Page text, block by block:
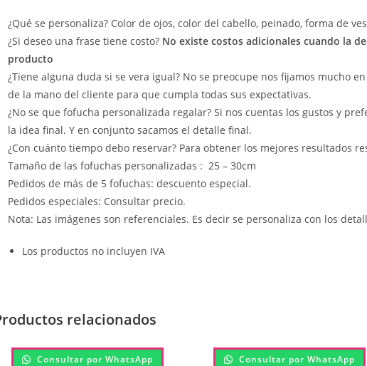
¿Qué se personaliza? Color de ojos, color del cabello, peinado, forma de
¿Si deseo una frase tiene costo? No existe costos adicionales cuando la
producto
¿Tiene alguna duda si se vera igual? No se preocupe nos fijamos mucho
de la mano del cliente para que cumpla todas sus expectativas.
¿No se que fofucha personalizada regalar? Si nos cuentas los gustos y
la idea final. Y en conjunto sacamos el detalle final.
¿Con cuánto tiempo debo reservar? Para obtener los mejores resultados
Tamaño de las fofuchas personalizadas : 25 – 30cm
Pedidos de más de 5 fofuchas: descuento especial.
Pedidos especiales: Consultar precio.
Nota: Las imágenes son referenciales. Es decir se personaliza con los
Los productos no incluyen IVA
relacionados
Consultar por WhatsApp Consultar por WhatsApp